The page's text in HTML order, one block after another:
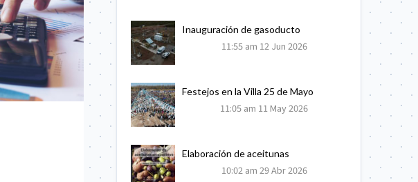
Inauguración de gasoducto
11:55 am 12 Jun 2026
Festejos en la Villa 25 de Mayo
11:05 am 11 May 2026
Elaboración de aceitunas
10:02 am 29 Abr 2026